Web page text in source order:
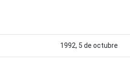
1992, 5 de octubre